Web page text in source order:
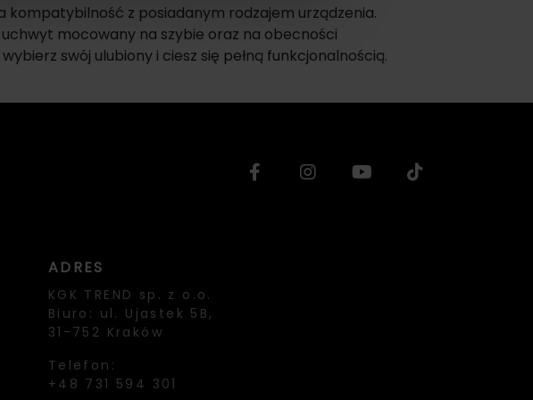
z posiadanym rodzajem urządzenia.
mocowany na szybie oraz na obecności
swój ulubiony i ciesz się pełną funkcjonalnością.
ADRES
KGK TREND sp. z o.o.
Biuro: ul. Ujastek 5B,
31-752 Kraków
Telefon:
+48 731 594 301